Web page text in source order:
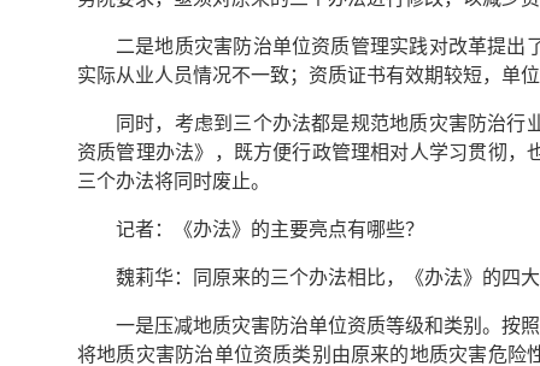
二是地质灾害防治单位资质管理实践对改革提
实际从业人员情况不一致；资质证书有效期较短，单
同时，考虑到三个办法都是规范地质灾害防治
资质管理办法》，既方便行政管理相对人学习贯彻
三个办法将同时废止。
记者：《办法》的主要亮点有哪些？
魏莉华：同原来的三个办法相比，《办法》的四
一是压减地质灾害防治单位资质等级和类别。按
将地质灾害防治单位资质类别由原来的地质灾害危